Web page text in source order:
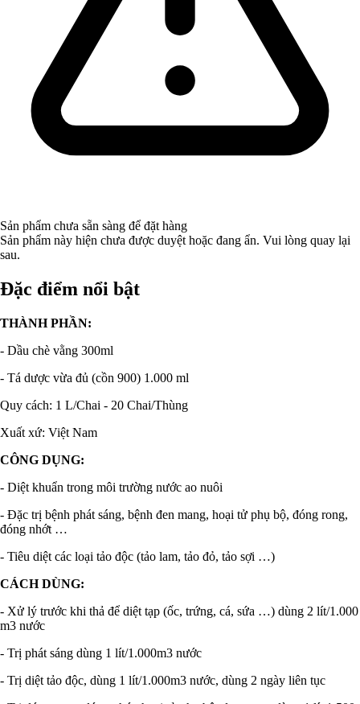
Sản phẩm chưa sẵn sàng để đặt hàng
Sản phẩm này hiện chưa được duyệt hoặc đang ẩn. Vui lòng quay lại
sau.
Đặc điểm nổi bật
THÀNH PHẦN:
- Dầu chè vằng 300ml
- Tá dược vừa đủ (cồn 900) 1.000 ml
Quy cách: 1 L/Chai - 20 Chai/Thùng
Xuất xứ: Việt Nam
CÔNG DỤNG:
- Diệt khuẩn trong môi trường nước ao nuôi
- Đặc trị bệnh phát sáng, bệnh đen mang, hoại tử phụ bộ, đóng rong,
đóng nhớt …
- Tiêu diệt các loại tảo độc (tảo lam, tảo đỏ, tảo sợi …)
CÁCH DÙNG:
- Xử lý trước khi thả để diệt tạp (ốc, trứng, cá, sứa …) dùng 2 lít/1.000
m3 nước
- Trị phát sáng dùng 1 lít/1.000m3 nước
- Trị diệt tảo độc, dùng 1 lít/1.000m3 nước, dùng 2 ngày liên tục